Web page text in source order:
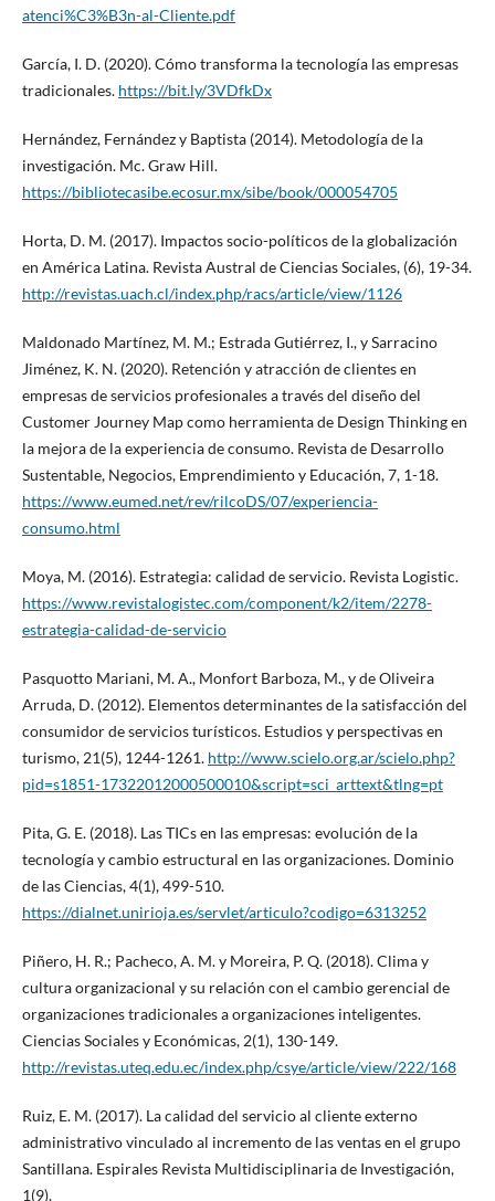
atenci%C3%B3n-al-Cliente.pdf
García, I. D. (2020). Cómo transforma la tecnología las empresas
tradicionales. https://bit.ly/3VDfkDx
Hernández, Fernández y Baptista (2014). Metodología de la
investigación. Mc. Graw Hill.
https://bibliotecasibe.ecosur.mx/sibe/book/000054705
Horta, D. M. (2017). Impactos socio-políticos de la globalización
en América Latina. Revista Austral de Ciencias Sociales, (6), 19-34.
http://revistas.uach.cl/index.php/racs/article/view/1126
Maldonado Martínez, M. M.; Estrada Gutiérrez, I., y Sarracino
Jiménez, K. N. (2020). Retención y atracción de clientes en
empresas de servicios profesionales a través del diseño del
Customer Journey Map como herramienta de Design Thinking en
la mejora de la experiencia de consumo. Revista de Desarrollo
Sustentable, Negocios, Emprendimiento y Educación, 7, 1-18.
https://www.eumed.net/rev/rilcoDS/07/experiencia-
consumo.html
Moya, M. (2016). Estrategia: calidad de servicio. Revista Logistic.
https://www.revistalogistec.com/component/k2/item/2278-
estrategia-calidad-de-servicio
Pasquotto Mariani, M. A., Monfort Barboza, M., y de Oliveira
Arruda, D. (2012). Elementos determinantes de la satisfacción del
consumidor de servicios turísticos. Estudios y perspectivas en
turismo, 21(5), 1244-1261. http://www.scielo.org.ar/scielo.php?
pid=s1851-17322012000500010&script=sci_arttext&tlng=pt
Pita, G. E. (2018). Las TICs en las empresas: evolución de la
tecnología y cambio estructural en las organizaciones. Dominio
de las Ciencias, 4(1), 499-510.
https://dialnet.unirioja.es/servlet/articulo?codigo=6313252
Piñero, H. R.; Pacheco, A. M. y Moreira, P. Q. (2018). Clima y
cultura organizacional y su relación con el cambio gerencial de
organizaciones tradicionales a organizaciones inteligentes.
Ciencias Sociales y Económicas, 2(1), 130-149.
http://revistas.uteq.edu.ec/index.php/csye/article/view/222/168
Ruiz, E. M. (2017). La calidad del servicio al cliente externo
administrativo vinculado al incremento de las ventas en el grupo
Santillana. Espirales Revista Multidisciplinaria de Investigación,
1(9).